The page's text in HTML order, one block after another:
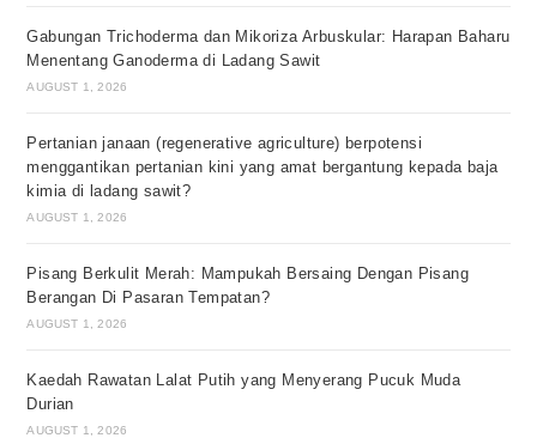
Gabungan Trichoderma dan Mikoriza Arbuskular: Harapan Baharu
Menentang Ganoderma di Ladang Sawit
AUGUST 1, 2026
Pertanian janaan (regenerative agriculture) berpotensi
menggantikan pertanian kini yang amat bergantung kepada baja
kimia di ladang sawit?
AUGUST 1, 2026
Pisang Berkulit Merah: Mampukah Bersaing Dengan Pisang
Berangan Di Pasaran Tempatan?
AUGUST 1, 2026
Kaedah Rawatan Lalat Putih yang Menyerang Pucuk Muda
Durian
AUGUST 1, 2026